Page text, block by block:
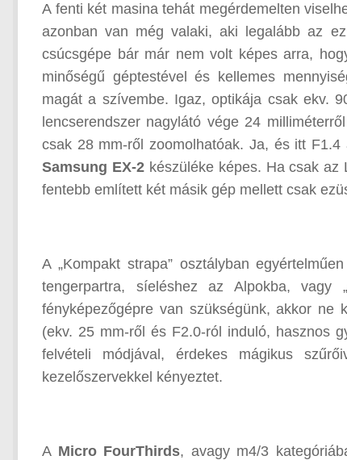
A fenti két masina tehát megérdemelten
azonban van még valaki, aki legalább az
csúcsgépe bár már nem volt képes arra,
minőségű géptestével és kellemes
magát a szívembe. Igaz, optikája csak ekv.
lencserendszer nagylátó vége 24
csak 28 mm-ről zoomolhatóak. Ja, és itt
Samsung EX-2készüléke képes. Ha csak az
fentebb említett két másik gép mellett csak
A „Kompakt strapa” osztályban
tengerpartra, síeléshez az Alpokba,
fényképezőgépre van szükségünk, akkor ne
(ekv. 25 mm-ről és F2.0-ról induló, hasznos
felvételi módjával, érdekes mágikus
kezelőszervekkel kényeztet.
A Micro FourThirds, avagy m4/3